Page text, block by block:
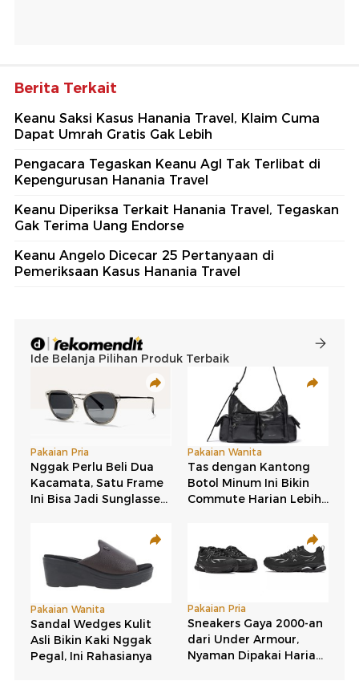
Berita Terkait
Keanu Saksi Kasus Hanania Travel, Klaim Cuma
Dapat Umrah Gratis Gak Lebih
Pengacara Tegaskan Keanu Agl Tak Terlibat di
Kepengurusan Hanania Travel
Keanu Diperiksa Terkait Hanania Travel, Tegaskan
Gak Terima Uang Endorse
Keanu Angelo Dicecar 25 Pertanyaan di
Pemeriksaan Kasus Hanania Travel